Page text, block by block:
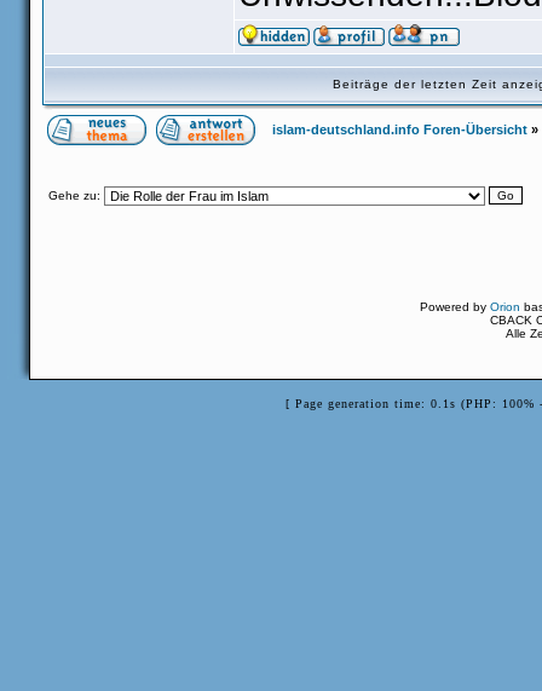
Beiträge der letzten Zeit
islam-deutschland.info Foren-Übersicht »
Gehe zu:
Powered byOrion
CBACK
Alle
[ Page generation time: 0.1s (PHP: